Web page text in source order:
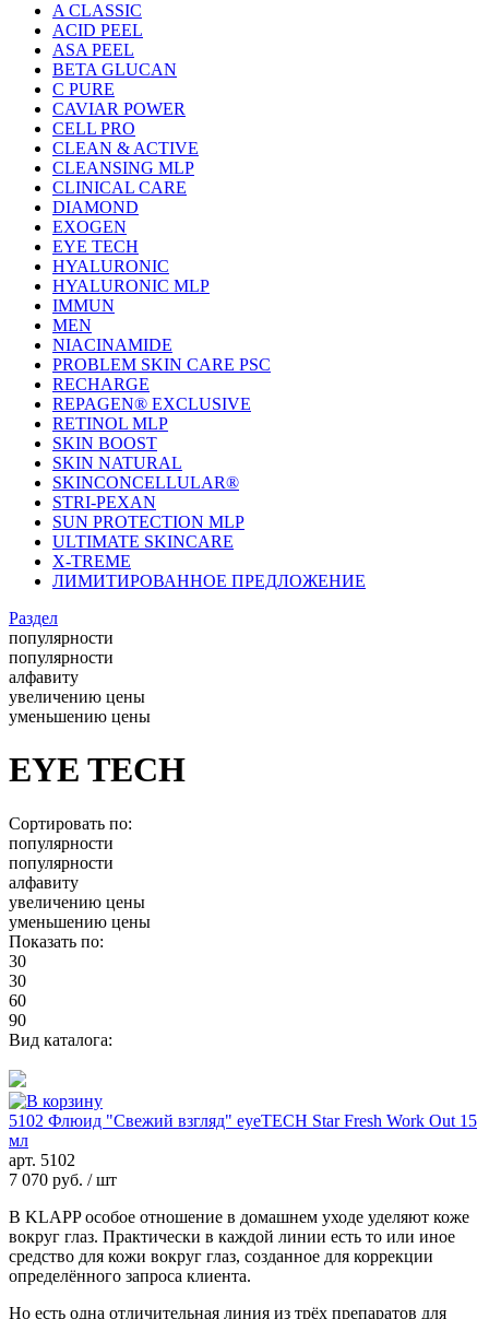
A CLASSIC
ACID PEEL
ASA PEEL
BETA GLUCAN
C PURE
CAVIAR POWER
CELL PRO
CLEAN & ACTIVE
CLEANSING MLP
CLINICAL CARE
DIAMOND
EXOGEN
EYE TECH
HYALURONIC
HYALURONIC MLP
IMMUN
MEN
NIACINAMIDE
PROBLEM SKIN CARE PSC
RECHARGE
REPAGEN® EXCLUSIVE
RETINOL MLP
SKIN BOOST
SKIN NATURAL
SKINCONCELLULAR®
STRI-PEXAN
SUN PROTECTION MLP
ULTIMATE SKINCARE
X-TREME
ЛИМИТИРОВАННОЕ ПРЕДЛОЖЕНИЕ
Раздел
популярности
популярности
алфавиту
увеличению цены
уменьшению цены
EYE TECH
Сортировать по:
популярности
популярности
алфавиту
увеличению цены
уменьшению цены
Показать по:
30
30
60
90
Вид каталога:
5102 Флюид "Свежий взгляд" eyeTECH Star Fresh Work Out 15
мл
арт. 5102
7 070 руб. / шт
В KLAPP особое отношение в домашнем уходе уделяют коже
вокруг глаз. Практически в каждой линии есть то или иное
средство для кожи вокруг глаз, созданное для коррекции
определённого запроса клиента.
Но есть одна отличительная линия из трёх препаратов для